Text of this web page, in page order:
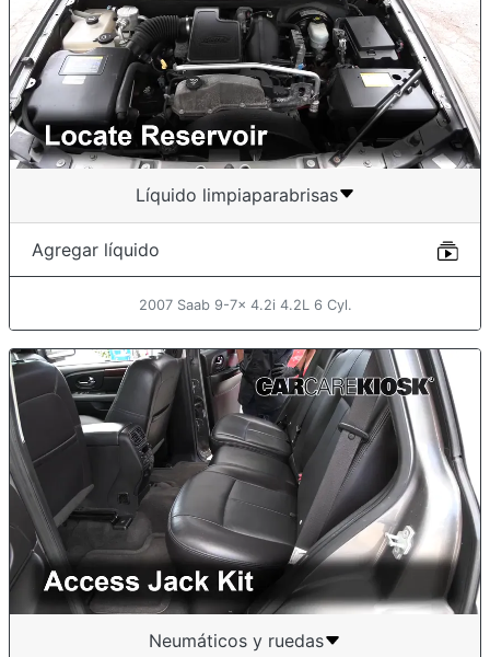
Líquido limpiaparabrisas
Agregar líquido
2007 Saab 9-7x 4.2i 4.2L 6 Cyl.
Neumáticos y ruedas